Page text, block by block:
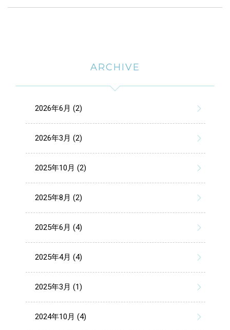
ARCHIVE
2026年6月 (2)
2026年3月 (2)
2025年10月 (2)
2025年8月 (2)
2025年6月 (4)
2025年4月 (4)
2025年3月 (1)
2024年10月 (4)